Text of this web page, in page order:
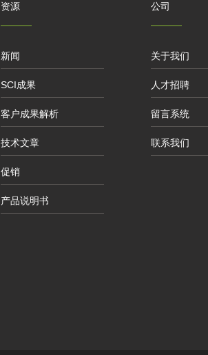
资源
新闻
SCI成果
客户成果解析
技术文章
促销
产品说明书
公司
关于我们
人才招聘
留言系统
联系我们